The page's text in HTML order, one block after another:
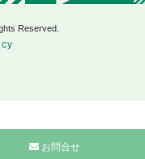
Reserved.
お問合せ